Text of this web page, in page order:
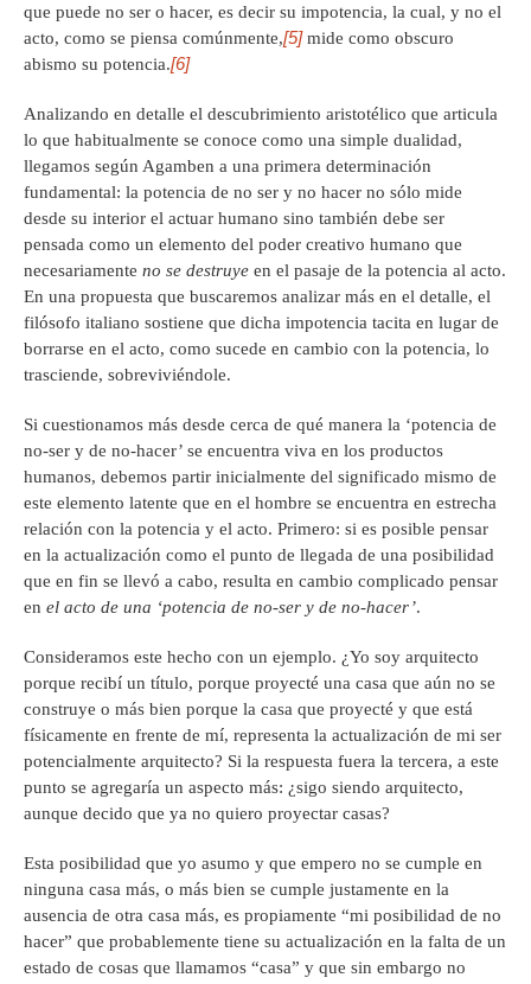
que puede no ser o hacer, es decir su impotencia, la cual, y no el
acto, como se piensa comúnmente,[5]mide como obscuro
abismo su potencia.[6]
Analizando en detalle el descubrimiento aristotélico que articula
lo que habitualmente se conoce como una simple dualidad,
llegamos según Agamben a una primera determinación
fundamental: la potencia de no ser y no hacer no sólo mide
desde su interior el actuar humano sino también debe ser
pensada como un elemento del poder creativo humano que
necesariamente no se destruye en el pasaje de la potencia al acto.
En una propuesta que buscaremos analizar más en el detalle, el
filósofo italiano sostiene que dicha impotencia tacita en lugar de
borrarse en el acto, como sucede en cambio con la potencia, lo
trasciende, sobreviviéndole.
Si cuestionamos más desde cerca de qué manera la ‘potencia de
no-ser y de no-hacer’ se encuentra viva en los productos
humanos, debemos partir inicialmente del significado mismo de
este elemento latente que en el hombre se encuentra en estrecha
relación con la potencia y el acto. Primero: si es posible pensar
en la actualización como el punto de llegada de una posibilidad
que en fin se llevó a cabo, resulta en cambio complicado pensar
en el acto de una ‘potencia de no-ser y de no-hacer’.
Consideramos este hecho con un ejemplo. ¿Yo soy arquitecto
porque recibí un título, porque proyecté una casa que aún no se
construye o más bien porque la casa que proyecté y que está
físicamente en frente de mí, representa la actualización de mi ser
potencialmente arquitecto? Si la respuesta fuera la tercera, a este
punto se agregaría un aspecto más: ¿sigo siendo arquitecto,
aunque decido que ya no quiero proyectar casas?
Esta posibilidad que yo asumo y que empero no se cumple en
ninguna casa más, o más bien se cumple justamente en la
ausencia de otra casa más, es propiamente “mi posibilidad de no
hacer” que probablemente tiene su actualización en la falta de un
estado de cosas que llamamos “casa” y que sin embargo no